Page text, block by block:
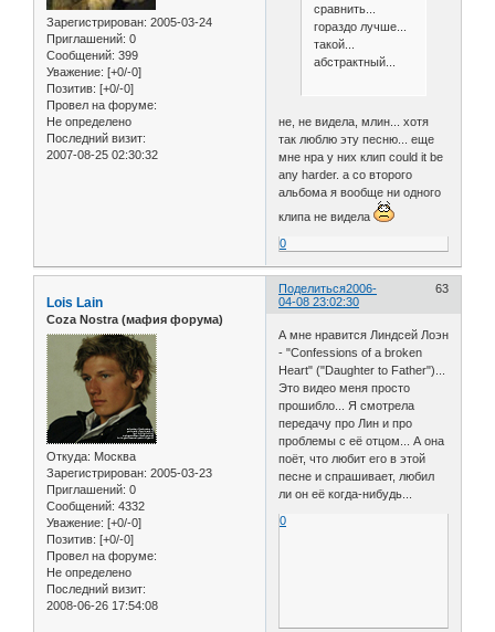
Зарегистрирован: 2005-03-24
Приглашений: 0
Сообщений: 399
Уважение: [+0/-0]
Позитив: [+0/-0]
Провел на форуме:
Не определено
Последний визит:
2007-08-25 02:30:32
сравнить...
гораздо лучше...
такой...
абстрактный...
не, не видела, млин... хотя
так люблю эту песню... еще
мне нра у них клип could it be
any harder. а со второго
альбома я вообще ни одного
клипа не видела
0
Поделиться 63
2006-
04-08 23:02:30
Lois Lain
Coza Nostra (мафия форума)
Откуда: Москва
Зарегистрирован: 2005-03-23
Приглашений: 0
Сообщений: 4332
Уважение: [+0/-0]
Позитив: [+0/-0]
Провел на форуме:
Не определено
Последний визит:
2008-06-26 17:54:08
А мне нравится Линдсей Лоэн
- "Confessions of a broken
Heart" ("Daughter to Father")...
Это видео меня просто
прошибло... Я смотрела
передачу про Лин и про
проблемы с её отцом... А она
поёт, что любит его в этой
песне и спрашивает, любил
ли он её когда-нибудь...
0